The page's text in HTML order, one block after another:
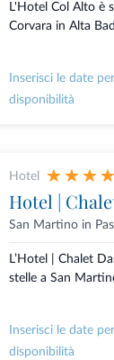
L'Hotel Col Alto è
Corvara in Alta
Inserisci le date
disponibilità
Hotel
Hotel |
San Martino in
L’Hotel | Chalet
stelle a San
Inserisci le date
disponibilità